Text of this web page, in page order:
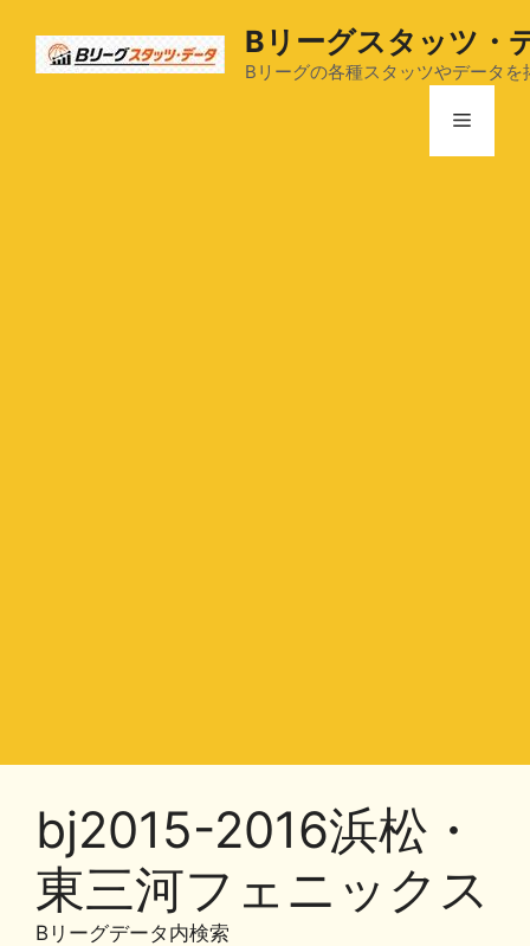
Bリーグスタッツ・
Bリーグの各種スタッツやデータを
メ
bj2015-2016浜松・
東三河フェニックス
Bリーグデータ内検索